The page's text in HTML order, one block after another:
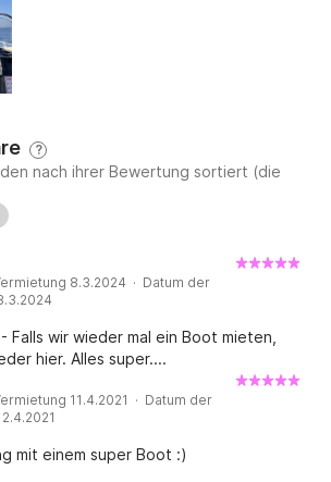
?
nach ihrer Bewertung sortiert (die
8.3.2024 · Datum der
Falls wir wieder mal ein Boot mieten,
hier. Alles super....
11.4.2021 · Datum der
mit einem super Boot :)